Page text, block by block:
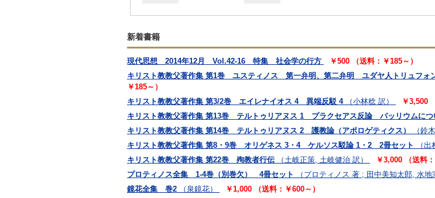
新着書籍
現代思想 2014年12月 Vol.42-16 特集 社会学の行方
￥500 （送料：￥185～）
キリスト教教父著作集 第1巻 ユスティノス 第一弁明、第二弁明 ユダヤ人トリュフォン
￥185～）
キリスト教教父著作集 第3/2巻 エイレナイオス 4 異端反駁 4
（小林稔 訳）
￥3,500
キリスト教教父著作集 第13巻 テルトゥリアヌス 1 プラクセアス反論 パッリウムにつ
キリスト教教父著作集 第14巻 テルトゥリアヌス 2 護教論（アポロゲティクス）
（鈴
キリスト教教父著作集 第8・9巻 オリゲネス 3・4 ケルソス駁論 1・2 2冊セット
（
キリスト教教父著作集 第22巻 殉教者行伝
（土岐正策, 土岐健治 訳）
￥3,000 （送料：
プロティノス全集 1-4巻（別巻欠） 4冊セット
（プロティノス 著 ; 田中美知太郎, 水地
鏡花全集 巻2
（泉鏡花）
￥1,000 （送料：￥600～）